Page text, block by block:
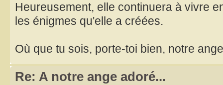
Heureusement, elle continuera à vivre
les énigmes qu'elle a créées.
Où que tu sois, porte-toi bien, notre
Re: A notre ange adoré...